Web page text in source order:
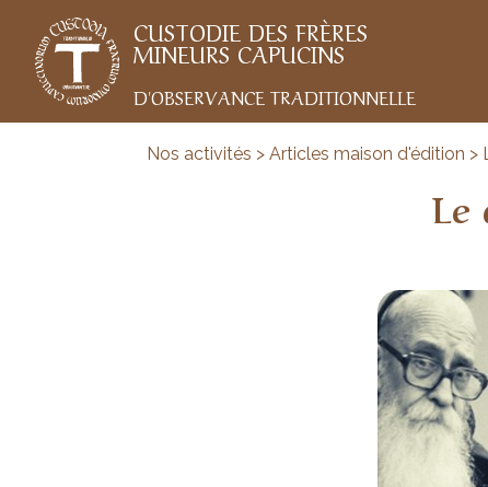
CUSTODIE DES FRÈRES
MINEURS CAPUCINS
D'OBSERVANCE TRADITIONNELLE
Nos activités > Articles maison d'édition >
Le